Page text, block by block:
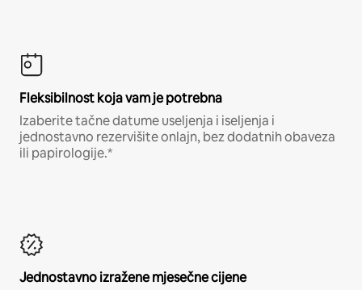
Fleksibilnost koja vam je potrebna
Izaberite tačne datume useljenja i iseljenja i
jednostavno rezervišite onlajn, bez dodatnih obaveza
ili papirologije.*
Jednostavno izražene mjesečne cijene